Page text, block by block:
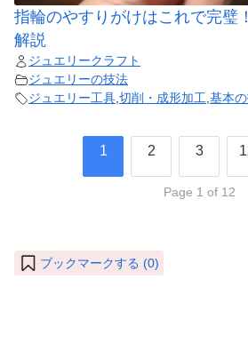
指輪のやすりがけはこれで完璧
解説
ジュエリークラフト
ジュエリーの技法
ジュエリー工具 切削・成形加工 基本
1 2 3
Page 1 of 12
ブックマークする (0)